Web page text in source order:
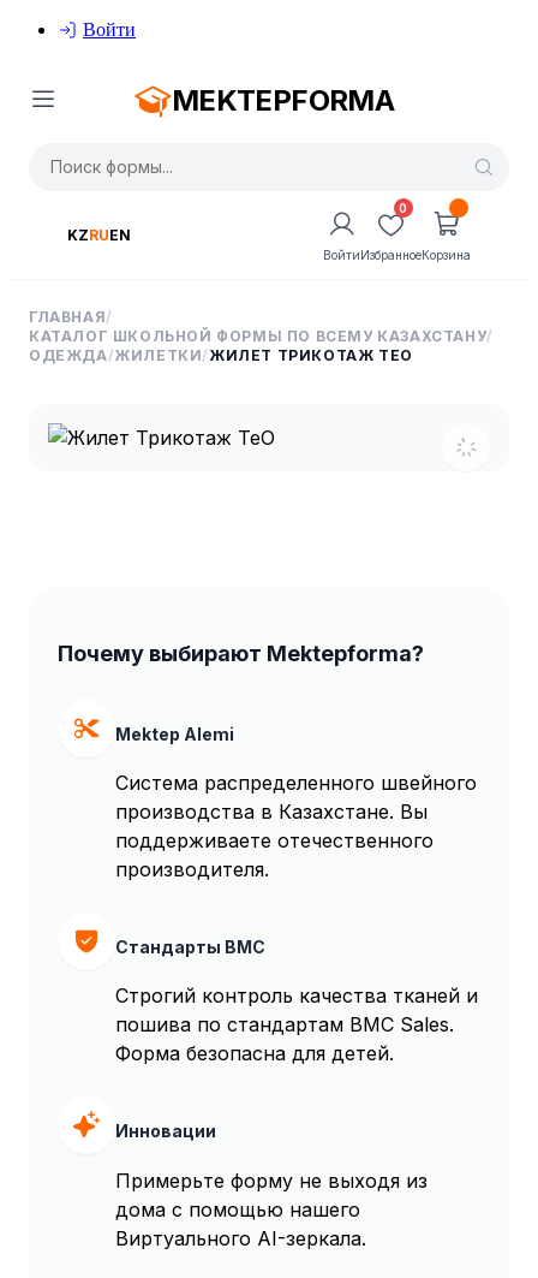
Войти
MEKTEPFORMA
KZRUEN
Войти
0
ИзбранноеКорзина
ГЛАВНАЯ/
КАТАЛОГ ШКОЛЬНОЙ ФОРМЫ ПО ВСЕМУ КАЗАХСТАНУ/
ОДЕЖДА/ЖИЛЕТКИ/ ЖИЛЕТ ТРИКОТАЖ TEO
Почему выбирают Mektepforma?
Mektep Alemi
Система распределенного швейного
производства в Казахстане. Вы
поддерживаете отечественного
производителя.
Стандарты BMC
Строгий контроль качества тканей и
пошива по стандартам BMC Sales.
Форма безопасна для детей.
Инновации
Примерьте форму не выходя из
дома с помощью нашего
Виртуального AI-зеркала.